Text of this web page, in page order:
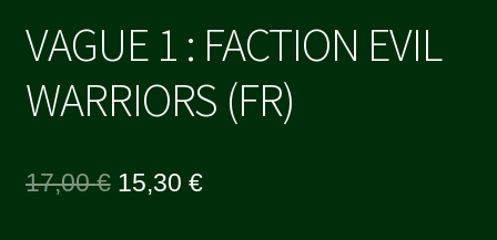
VAGUE 1 : FACTION EVIL
WARRIORS (FR)
17,00€ Le
15,30 €Le